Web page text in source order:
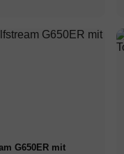
G650ER mit